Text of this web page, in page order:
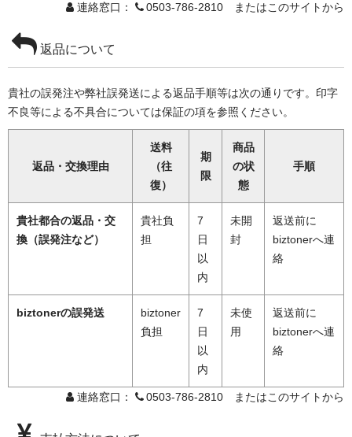
連絡窓口： 0503-786-2810 またはこのサイトから
返品について
貴社の誤発注や弊社誤発送による返品手順等は次の通りです。印字
不良等による不具合については保証の項を参照ください。
返品・交換理由
送料
（往
復）
期
限
商品
の状
態
手順
貴社都合の返品・交
換（誤発注など）
貴社負
担
7
日
以
内
未開
封
返送前に
biztonerへ連
絡
biztonerの誤発送
biztoner
負担
7
日
以
内
未使
用
返送前に
biztonerへ連
絡
連絡窓口： 0503-786-2810 またはこのサイトから